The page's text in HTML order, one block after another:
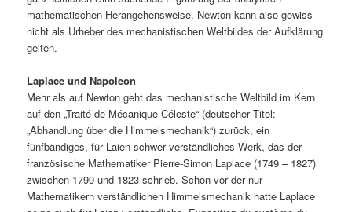
mathematischen Herangehensweise. Newton kann also gewiss
nicht als Urheber des mechanistischen Weltbildes der Aufklärung
gelten.
Laplace und Napoleon
Mehr als auf Newton geht das mechanistische Weltbild im Kern
auf den „Traité de Mécanique Céleste“ (deutscher Titel:
„Abhandlung über die Himmelsmechanik“) zurück, ein
fünfbändiges, für Laien schwer verständliches Werk, das der
französische Mathematiker Pierre-Simon Laplace (1749 – 1827)
zwischen 1799 und 1823 schrieb. Schon vor der nur
Mathematikern verständlichen Himmelsmechanik hatte Laplace